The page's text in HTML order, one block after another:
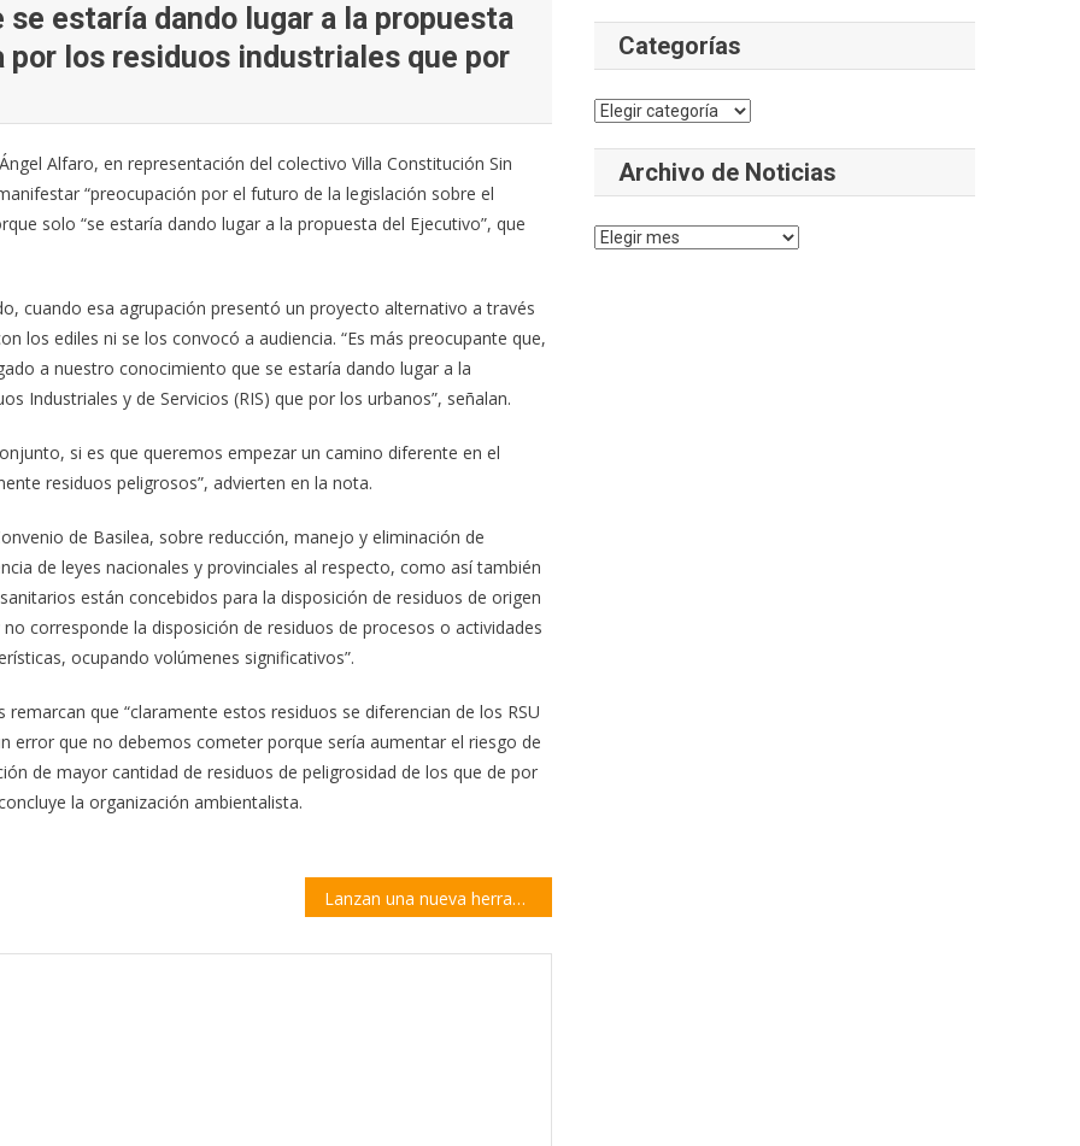
estaría dando lugar a la propuesta
por los residuos industriales que por
Alfaro, en representación del colectivo Villa Constitución Sin
“preocupación por el futuro de la legislación sobre el
solo “se estaría dando lugar a la propuesta del Ejecutivo”, que
cuando esa agrupación presentó un proyecto alternativo a través
los ediles ni se los convocó a audiencia. “Es más preocupante que,
a nuestro conocimiento que se estaría dando lugar a la
Industriales y de Servicios (RIS) que por los urbanos”, señalan.
si es que queremos empezar un camino diferente en el
residuos peligrosos”, advierten en la nota.
de Basilea, sobre reducción, manejo y eliminación de
de leyes nacionales y provinciales al respecto, como así también
están concebidos para la disposición de residuos de origen
corresponde la disposición de residuos de procesos o actividades
ocupando volúmenes significativos”.
que “claramente estos residuos se diferencian de los RSU
error que no debemos cometer porque sería aumentar el riesgo de
de mayor cantidad de residuos de peligrosidad de los que de por
la organización ambientalista.
Lanzan una nueva herramienta educativa para estudiantes y docentes de secundaria
Categorías
Categorías
Archivo de Noticias
Archivo